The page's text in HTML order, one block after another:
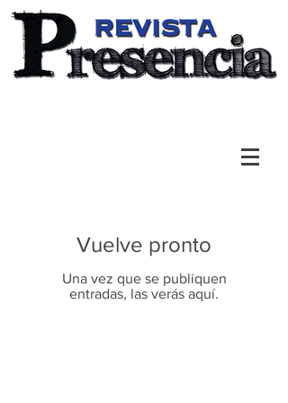
Vuelve pronto
Una vez que se publiquen
entradas, las verás aquí.